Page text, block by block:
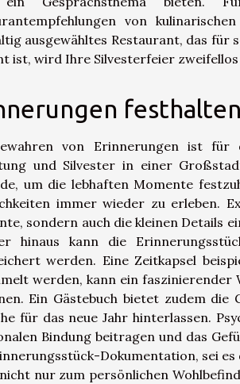
von
ausgewähltes Restaurant, das für
ist, wird Ihre Silvesterfeier
festhalten
von Erinnerungen ist für
und Silvester in einer
um die lebhaften Momente
immer wieder zu erleben.
sondern auch die kleinen Details
hinaus kann die
werden. Eine Zeitkapsel
werden, kann ein faszinierender
Ein Gästebuch bietet zudem die
für das neue Jahr hinterlassen.
Bindung beitragen und das
Dokumentation, sei
nur zum persönlichen